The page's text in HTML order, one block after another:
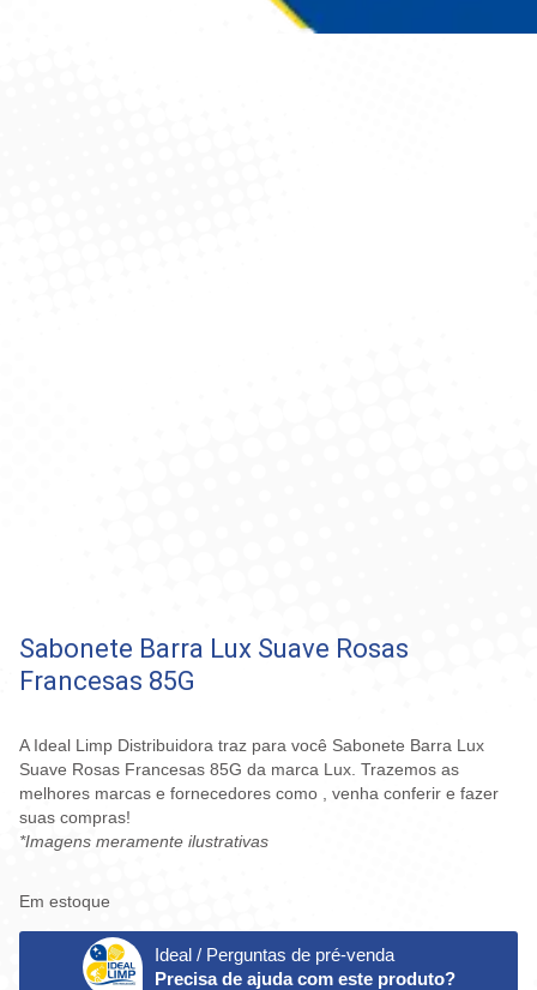
Sabonete Barra Lux Suave Rosas
Francesas 85G
A Ideal Limp Distribuidora traz para você Sabonete Barra Lux
Suave Rosas Francesas 85G da marca Lux. Trazemos as
melhores marcas e fornecedores como , venha conferir e fazer
suas compras!
*Imagens meramente ilustrativas
Em estoque
Ideal / Perguntas de pré-venda
Precisa de ajuda com este produto?